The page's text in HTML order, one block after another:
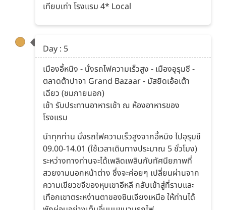
เทียบเท่า โรงแรม 4* Local
Day : 5
เมืองอี้หนิง - นั่งรถไฟความเร็วสูง - เมืองอุรุมชี -
ตลาดต้าปาจา Grand Bazaar - มัสยิดเอ้อเต้า
เฉียว (ชมภายนอก)
เช้า รับประทานอาหารเช้า ณ ห้องอาหารของ
โรงแรม
นำทุกท่าน นั่งรถไฟความเร็วสูงจากอี้หนิง ไปอุรุมชี
09.00-14.01 (ใช้เวลาเดินทางประมาณ 5 ชั่วโมง)
ระหว่างทางท่านจะได้เพลิดเพลินกับทัศนียภาพที่
สวยงามนอกหน้าต่าง ซึ่งจะค่อยๆ เปลี่ยนผ่านจาก
ความเขียวขจีของหุบเขาอีหลี กลับเข้าสู่ที่ราบและ
เทือกเขาตระหง่านตาของซินเจียงเหนือ ให้ท่านได้